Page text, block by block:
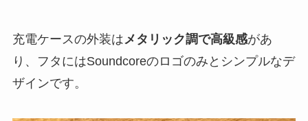
充電ケースの外装は メタリック調で高級感があ
り、フタにはSoundcoreのロゴのみとシンプルなデ
ザインです。